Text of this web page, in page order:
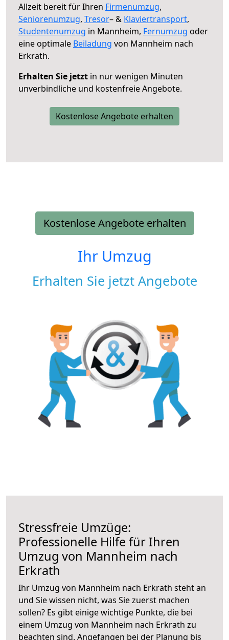
Allzeit bereit für Ihren Firmenumzug,
Seniorenumzug, Tresor– & Klaviertransport,
Studentenumzug in Mannheim, Fernumzug oder
eine optimale Beiladung von Mannheim nach
Erkrath.
Erhalten Sie jetzt in nur wenigen Minuten
unverbindliche und kostenfreie Angebote.
Kostenlose Angebote erhalten
Kostenlose Angebote erhalten
Ihr Umzug
Erhalten Sie jetzt Angebote
Stressfreie Umzüge:
Professionelle Hilfe für Ihren
Umzug von Mannheim nach
Erkrath
Ihr Umzug von Mannheim nach Erkrath steht an
und Sie wissen nicht, was Sie zuerst machen
sollen? Es gibt einige wichtige Punkte, die bei
einem Umzug von Mannheim nach Erkrath zu
beachten sind. Angefangen bei der Planung bis